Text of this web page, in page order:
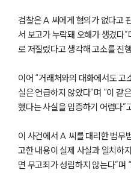
검찰은 A 씨에게 혐의가 없다고
서 보고가 누락돼 오해가 생겼다
로 저질렀다고 생각해 고소를 진
이어 “거래처와의 대화에서도 고
실은 언급하지 않았다”며 “이 같
했다는 사실을 입증하기 어렵다”
이 사건에서 A 씨를 대리한 법무
고한 내용이 실제 사실과 일치하
면 무고죄가 성립하지 않는다”며